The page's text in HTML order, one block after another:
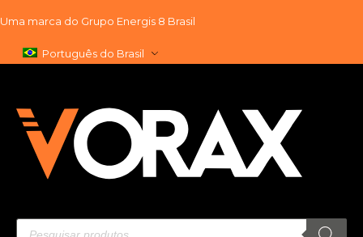
para
Uma marca do Grupo Energis 8 Brasil
Português do Brasil